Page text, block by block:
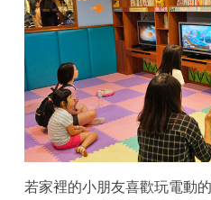
若家裡的小朋友喜歡玩電動